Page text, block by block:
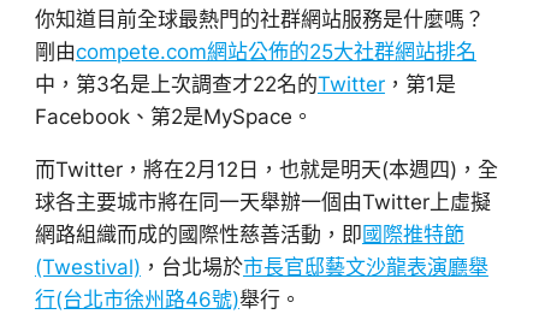
你知道目前全球最熱門的社群網站服務是什麼嗎？
剛由compete.com網站公佈的25大社群網站排名
中，第3名是上次調查才22名的Twitter，第1是
Facebook、第2是MySpace。
而Twitter，將在2月12日，也就是明天(本週四)，全
球各主要城市將在同一天舉辦一個由Twitter上虛擬
網路組織而成的國際性慈善活動，即國際推特節
(Twestival) ，台北場於市長官邸藝文沙龍表演廳舉
行(台北市徐州路46號)舉行。